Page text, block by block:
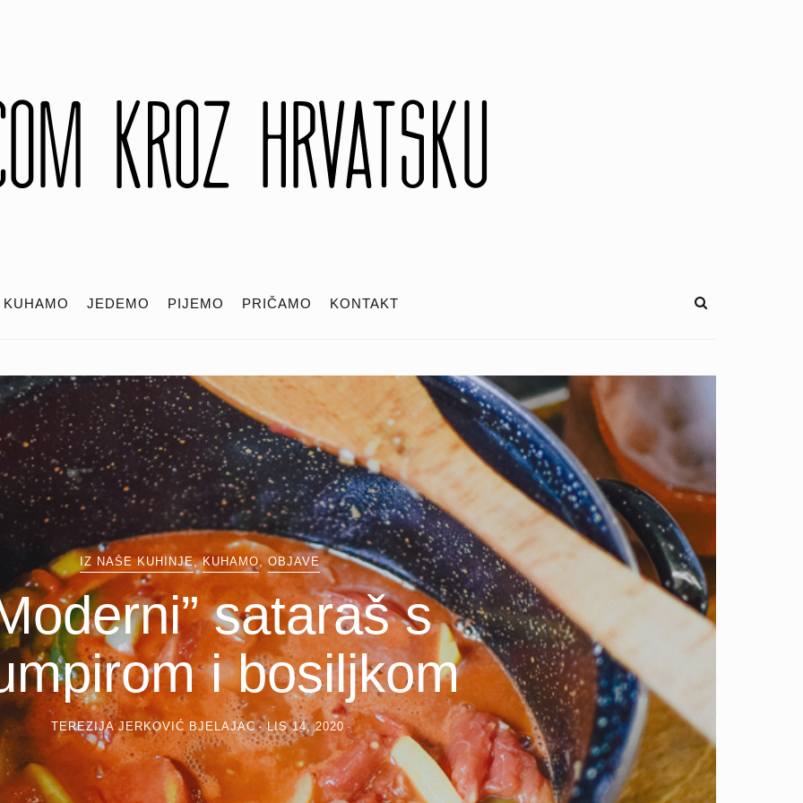
KUHAMO JEDEMO PIJEMO PRIČAMO KONTAKT
IZ NAŠE KUHINJE,KUHAMO, OBJAVE
sataraš s
i bosiljkom
TEREZIJA JERKOVIĆ BJELAJAC LIS 14, 2020